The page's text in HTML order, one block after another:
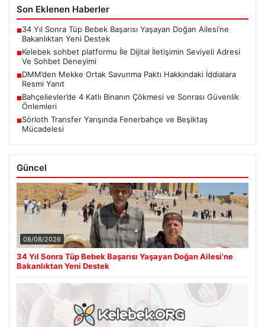
Son Eklenen Haberler
■34 Yıl Sonra Tüp Bebek Başarısı Yaşayan Doğan Ailesi’ne
Bakanlıktan Yeni Destek
■Kelebek sohbet platformu İle Dijital İletişimin Seviyeli Adresi
Ve Sohbet Deneyimi
■DMM’den Mekke Ortak Savunma Paktı Hakkındaki İddialara
Resmi Yanıt
■Bahçelievler’de 4 Katlı Binanın Çökmesi ve Sonrası Güvenlik
Önlemleri
■Sörloth Transfer Yarışında Fenerbahçe ve Beşiktaş
Mücadelesi
Güncel
08/08/2026
34 Yıl Sonra Tüp Bebek Başarısı Yaşayan Doğan Ailesi’ne
Bakanlıktan Yeni Destek